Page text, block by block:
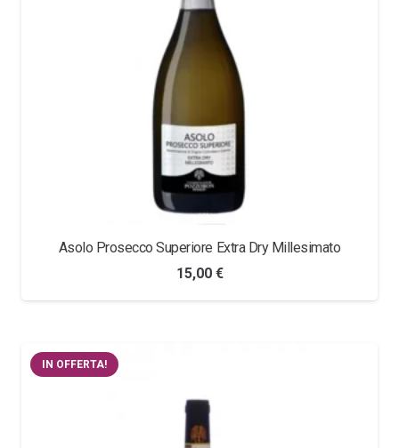
Asolo Prosecco Superiore Extra Dry Millesimato
15,00 €
IN OFFERTA!